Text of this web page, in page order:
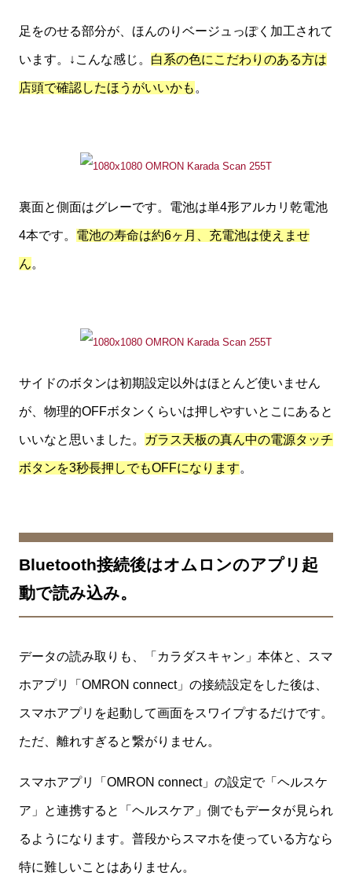
足をのせる部分が、ほんのりベージュっぽく加工されて
います。↓こんな感じ。 白系の色にこだわりのある方は
店頭で確認したほうがいいかも 。
裏面と側面はグレーです。電池は単4形アルカリ乾電池
4本です。 電池の寿命は約6ヶ月、充電池は使えませ
ん。
サイドのボタンは初期設定以外はほとんど使いません
が、物理的OFFボタンくらいは押しやすいとこにあると
いいなと思いました。 ガラス天板の真ん中の電源タッチ
ボタンを3秒長押しでもOFFになります。
Bluetooth接続後はオムロンのアプリ起
動で読み込み。
データの読み取りも、「カラダスキャン」本体と、スマ
ホアプリ「OMRON connect」の接続設定をした後は、
スマホアプリを起動して画面をスワイプするだけです。
ただ、離れすぎると繋がりません。
スマホアプリ「OMRON connect」の設定で「ヘルスケ
ア」と連携すると「ヘルスケア」側でもデータが見られ
るようになります。普段からスマホを使っている方なら
特に難しいことはありません。